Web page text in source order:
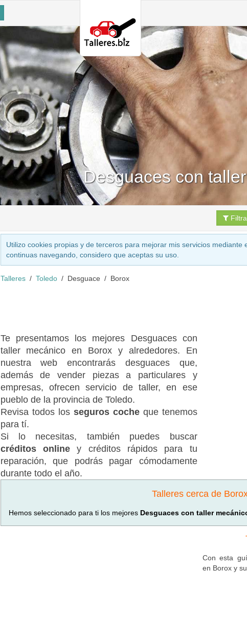
Desguaces con
Utilizo cookies propias y de terceros para mejorar mis servicios mediante
continuas navegando, considero que aceptas su uso.
Talleres Toledo Desguace Borox
Te presentamos los mejores Desguaces con
taller mecánico en Borox y alrededores. En
nuestra web encontrarás desguaces que,
además de vender piezas a particulares y
empresas, ofrecen servicio de taller, en ese
pueblo de la provincia de Toledo.
Revisa todos los seguros cocheque tenemos
para tí.
Si lo necesitas, también puedes buscar
créditos onliney créditos rápidos para tu
reparación, que podrás pagar cómodamente
durante todo el año.
Talleres cerca de
Hemos seleccionado para ti los mejores Desguaces con taller
Con esta
en Borox y